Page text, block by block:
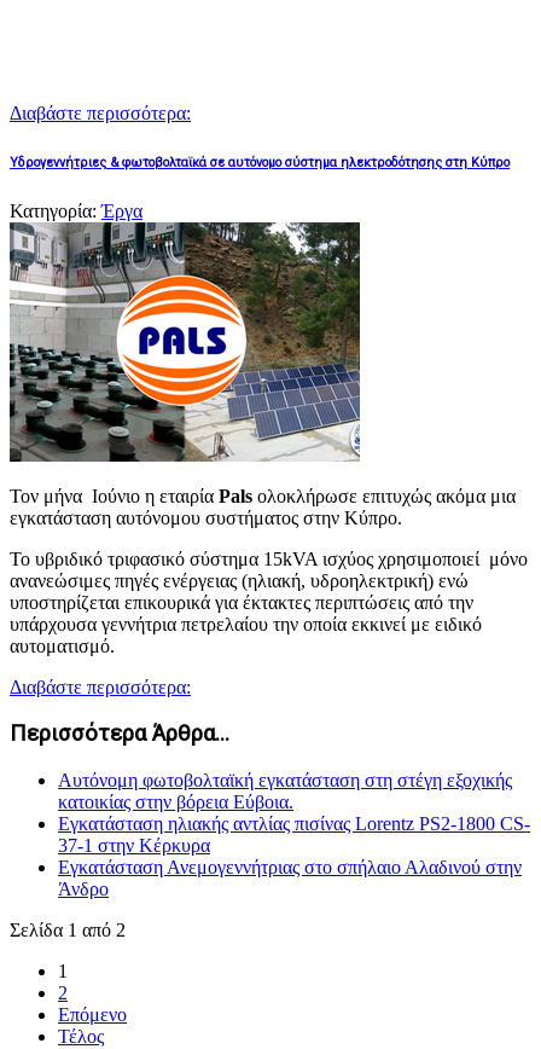
Διαβάστε περισσότερα:
Υδρογεννήτριες & φωτοβολταϊκά σε αυτόνομο σύστημα ηλεκτροδότησης στη Κύπρο
Κατηγορία:Έργα
Τον μήνα Ιούνιο η εταιρία Pals ολοκλήρωσε επιτυχώς ακόμα μια
εγκατάσταση αυτόνομου συστήματος στην Κύπρο.
Το υβριδικό τριφασικό σύστημα 15kVA ισχύος χρησιμοποιεί μόνο
ανανεώσιμες πηγές ενέργειας (ηλιακή, υδροηλεκτρική) ενώ
υποστηρίζεται επικουρικά για έκτακτες περιπτώσεις από την
υπάρχουσα γεννήτρια πετρελαίου την οποία εκκινεί με ειδικό
αυτοματισμό.
Διαβάστε περισσότερα:
Περισσότερα Άρθρα...
Αυτόνομη φωτοβολταϊκή εγκατάσταση στη στέγη εξοχικής
κατοικίας στην βόρεια Εύβοια.
Εγκατάσταση ηλιακής αντλίας πισίνας Lorentz PS2-1800 CS-
37-1 στην Κέρκυρα
Εγκατάσταση Ανεμογεννήτριας στο σπήλαιο Αλαδινού στην
Άνδρο
Σελίδα 1 από 2
1
2
Επόμενο
Τέλος